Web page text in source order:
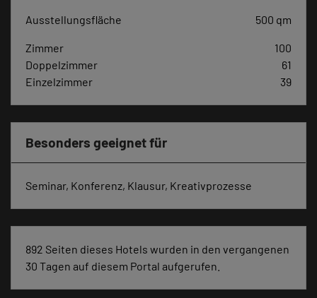
Ausstellungsfläche 500 qm
Zimmer
100
Doppelzimmer
61
Einzelzimmer
39
Besonders geeignet für
Seminar, Konferenz, Klausur, Kreativprozesse
892 Seiten dieses Hotels wurden in den vergangenen
30 Tagen auf diesem Portal aufgerufen.